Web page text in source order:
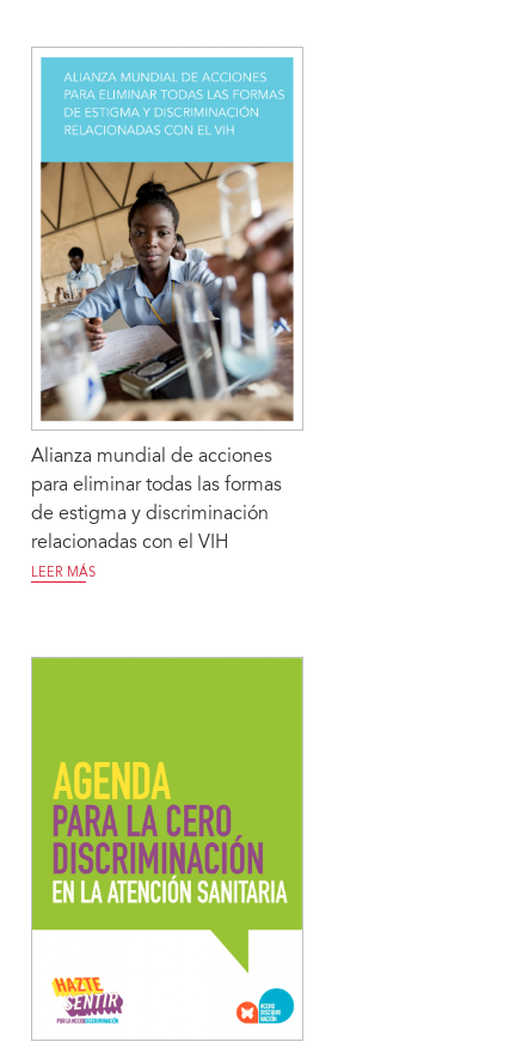
Alianza mundial de acciones
para eliminar todas las formas
de estigma y discriminación
relacionadas con el VIH
LEER MÁS